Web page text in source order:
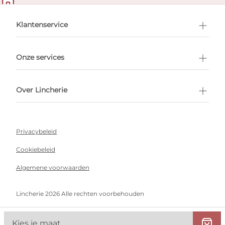
afspraak
Klantenservice
Onze services
Over Lincherie
Privacybeleid
Cookiebeleid
Algemene voorwaarden
Lincherie 2026 Alle rechten voorbehouden